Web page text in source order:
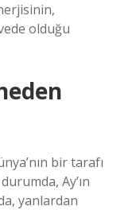
olduğu
bir tarafı
Ay’ın
yanlardan